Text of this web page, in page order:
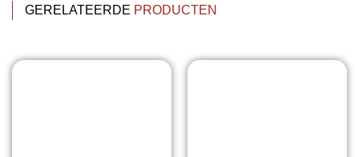
GERELATEERDE PRODUCTEN